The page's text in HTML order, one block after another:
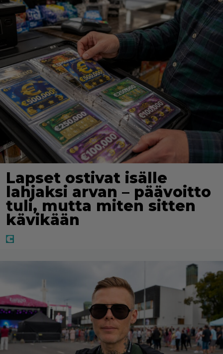
Lapset ostivat isälle
lahjaksi arvan – päävoitto
tuli, mutta miten sitten
kävikään